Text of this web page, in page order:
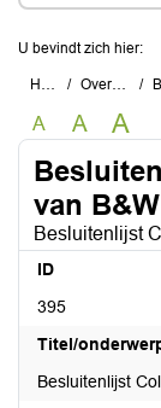
U bevindt zich hier:
Home Overzichten
A A A
van B&W
Besluitenlijst
ID
395
Titel/
Besluitenlijst